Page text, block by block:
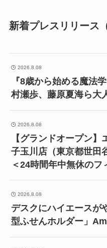
新着プレスリリース
2026.8.08
『8歳から始める魔法
村瀬歩、藤原夏海ら大
2026.8.08
【グランドオープン
子玉川店（東京都世田
＜24時間年中無休のフ
2026.8.08
デスクにハイエースが
型ふせんホルダー」